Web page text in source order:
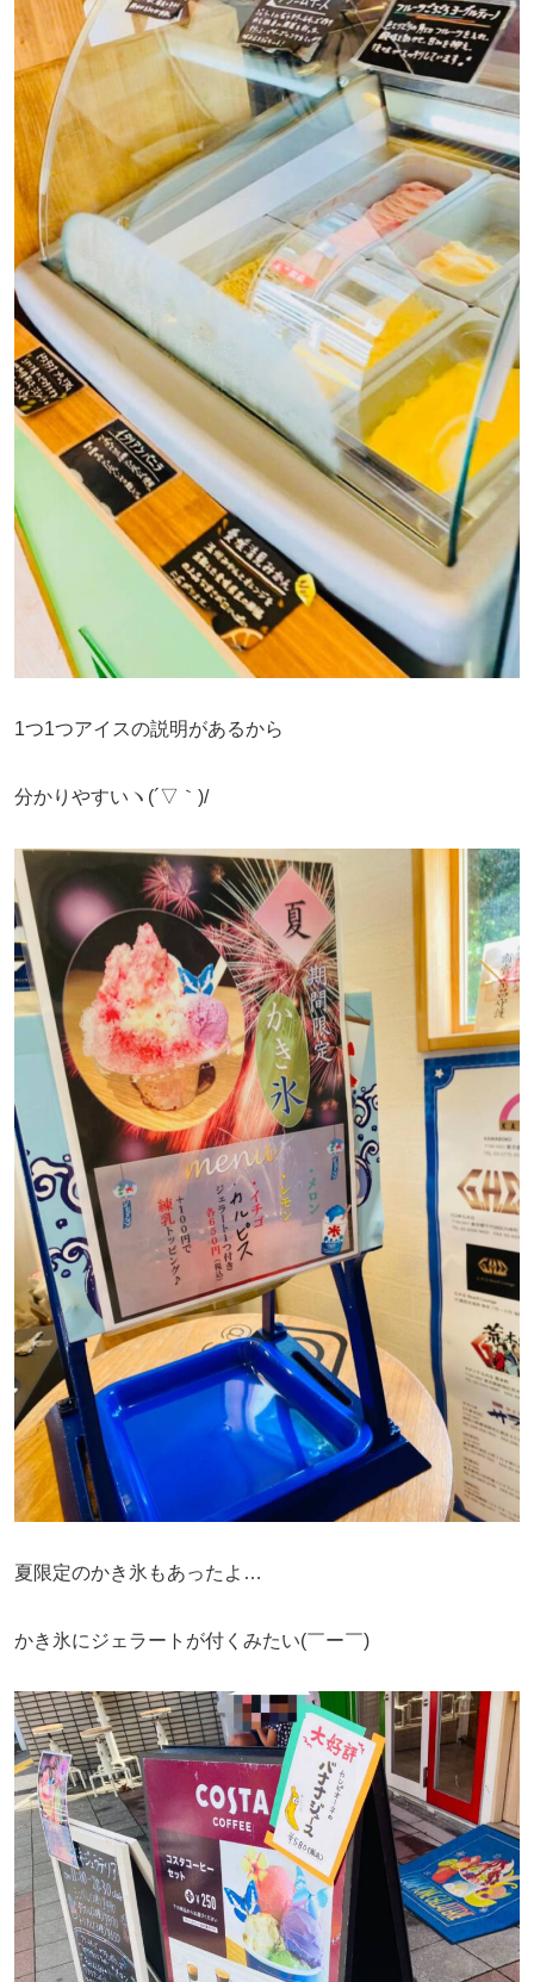
1つ1つアイスの説明があるから
分かりやすいヽ(´▽｀)/
夏限定のかき氷もあったよ…
かき氷にジェラートが付くみたい(￣ー￣)